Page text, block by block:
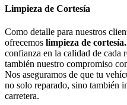
Limpieza de Cortesía
Como detalle para nuestros
ofrecemos limpieza de cortesía.
confianza en la calidad de cada
también nuestro compromiso
Nos aseguramos de que tu
no solo reparado, sino también
carretera.